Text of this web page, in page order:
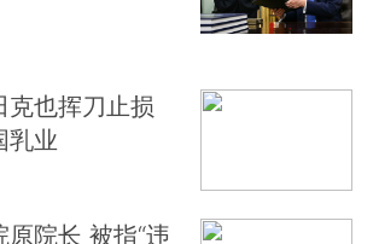
克也挥刀止损
乳业
院长 被指“违